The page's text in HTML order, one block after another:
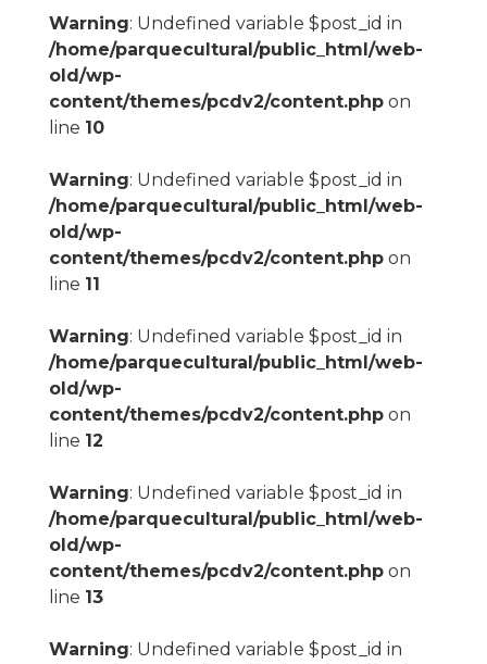
Warning: Undefined variable $post_id in
/home/parquecultural/public_html/web-
old/wp-
content/themes/pcdv2/content.phpon
line 10
Warning: Undefined variable $post_id in
/home/parquecultural/public_html/web-
old/wp-
content/themes/pcdv2/content.phpon
line 11
Warning: Undefined variable $post_id in
/home/parquecultural/public_html/web-
old/wp-
content/themes/pcdv2/content.phpon
line 12
Warning: Undefined variable $post_id in
/home/parquecultural/public_html/web-
old/wp-
content/themes/pcdv2/content.phpon
line 13
Warning: Undefined variable $post_id in